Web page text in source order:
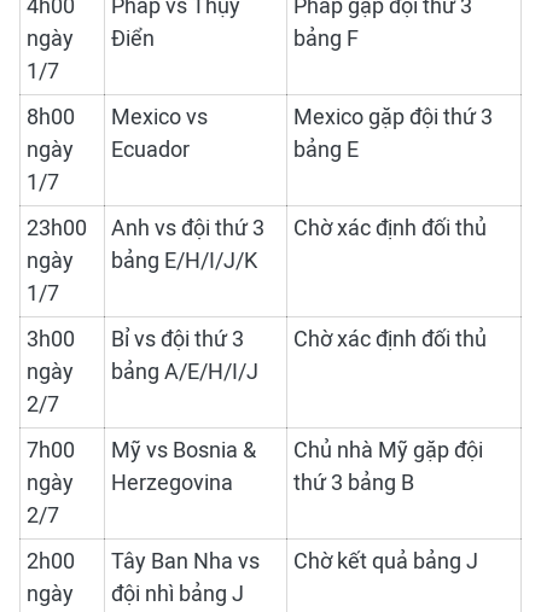
4h00
ngày
1/7
Pháp vs Thụy
Điển
Pháp gặp đội thứ 3
bảng F
8h00
ngày
1/7
Mexico vs
Ecuador
Mexico gặp đội thứ 3
bảng E
23h00
ngày
1/7
Anh vs đội thứ 3
bảng E/H/I/J/K
Chờ xác định đối thủ
3h00
ngày
2/7
Bỉ vs đội thứ 3
bảng A/E/H/I/J
Chờ xác định đối thủ
7h00
ngày
2/7
Mỹ vs Bosnia &
Herzegovina
Chủ nhà Mỹ gặp đội
thứ 3 bảng B
2h00
ngày
Tây Ban Nha vs
đội nhì bảng J
Chờ kết quả bảng J